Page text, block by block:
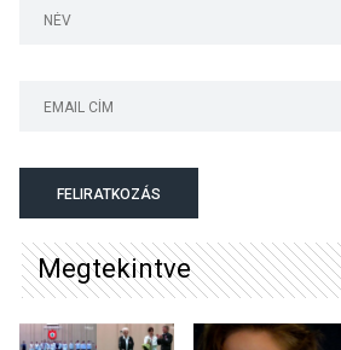
KULTÚRA
Mi a pszichológia, és
FELIRATKOZÁS
Megtekintve